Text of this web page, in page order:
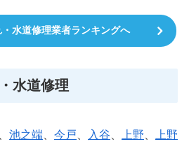
水道修理業者ランキングへ
水道修理
池之端 今戸 入谷 上野
上野